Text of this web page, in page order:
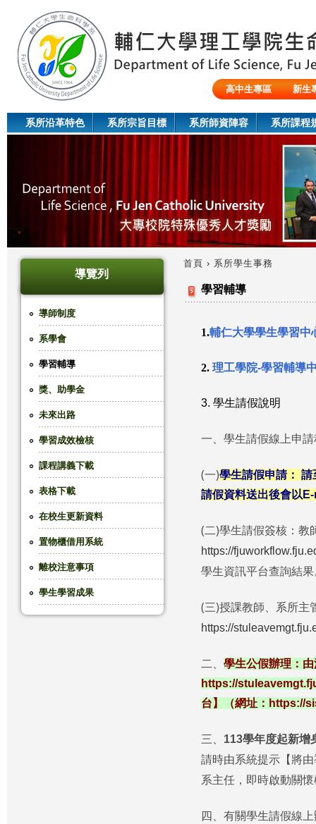
高中生專區
新生
系所沿革特色 系所宗旨目標 系所師資陣容 系所課程
導覽列
導師制度
系學會
學習輔導
獎、助學金
未來出路
學習成效檢核
課程講義下載
表格下載
在校生更新資料
置物櫃借用系統
離校注意事項
學生學習成果
您
首頁 › 系所學生事務
學習輔導
1.輔仁大學學生學習中
2. 理工學院-學習輔導
3. 學生請假說明
一、學生請假線上申
(一)學生請假申請：
請假資料送出後會以
(二)學生請假簽核：教
https://
學生資訊平台查詢結
(三)授課教師、系所主
https://
二、
學生公假辦理：
https://
台】（網址： https://
三、 113學年度起新增
請時由系統提示【將
系主任，即時啟動關
四、有關學生請假線